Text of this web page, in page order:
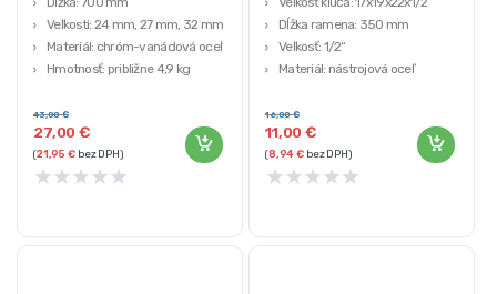
Veľkosti: 24 mm, 27 mm, 32 mm
Materiál: chróm-vanádová oceľ
Hmotnosť: približne 4,9 kg
27,00€
43,00€
(21,95€bez DPH)
★★★★★
Dĺžka ramena: 350 mm
Veľkosť: 1/2“
Materiál: nástrojová oceľ
11,00€
16,00€
(8,94€ bez DPH)
★★★★★